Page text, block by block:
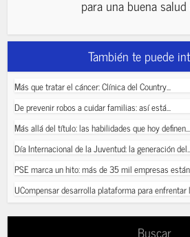
para una buena
También te puede
Más que tratar el cáncer: Clínica del Country...
De prevenir robos a cuidar familias: así está...
Más allá del título: las habilidades que hoy definen...
Día Internacional de la Juventud: la generación
PSE marca un hito: más de 35 mil empresas
UCompensar desarrolla plataforma para enfrentar
Buscar